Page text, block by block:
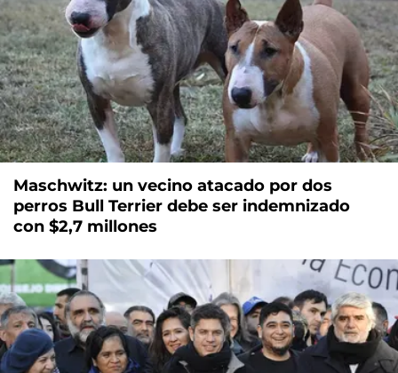
Maschwitz: un vecino atacado por dos
perros Bull Terrier debe ser indemnizado
con $2,7 millones